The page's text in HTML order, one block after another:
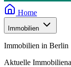
Home
Immobilien
Immobilien in Berlin
Aktuelle